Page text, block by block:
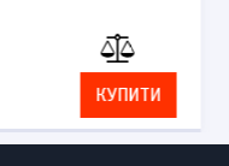
КУПИТИ